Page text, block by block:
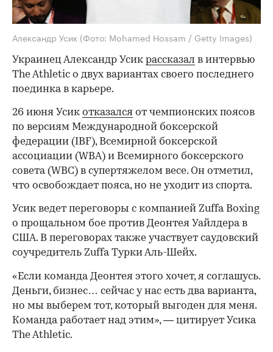
Александр Усик (Фото: Mohamed Hossam / Getty Images)
Украинец Александр Усик рассказал в интервью
The Athletic о двух вариантах своего последнего
поединка в карьере.
26 июня Усик отказался от чемпионских поясов
по версиям Международной боксерской
федерации (IBF), Всемирной боксерской
ассоциации (WBA) и Всемирного боксерского
совета (WBC) в супертяжелом весе. Он отметил,
что освобождает пояса, но не уходит из спорта.
Усик ведет переговоры с компанией Zuffa Boxing
о прощальном бое против Деонтея Уайлдера в
США. В переговорах также участвует саудовский
соучредитель Zuffa Турки Аль-Шейх.
«Если команда Деонтея этого хочет, я соглашусь.
Деньги, бизнес… сейчас у нас есть два варианта,
но мы выберем тот, который выгоден для меня.
Команда работает над этим», — цитирует Усика
The Athletic.